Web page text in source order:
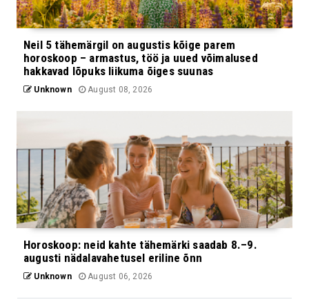
Neil 5 tähemärgil on augustis kõige parem
horoskoop – armastus, töö ja uued võimalused
hakkavad lõpuks liikuma õiges suunas
Unknown August 08, 2026
Horoskoop: neid kahte tähemärki saadab 8.–9.
augusti nädalavahetusel eriline õnn
Unknown August 06, 2026